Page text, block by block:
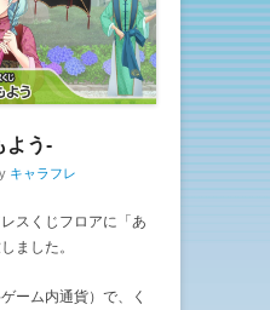
よう-
キャラフレ
スくじフロアに「あ
ました。
ーム内通貨）で、く